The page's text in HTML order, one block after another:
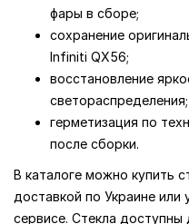
фары в сборе;
сохранение
Infiniti QX56;
восстановление
светораспределения;
герметизация по
после сборки.
В каталоге можно купить
доставкой по Украине или
сервисе. Стекла